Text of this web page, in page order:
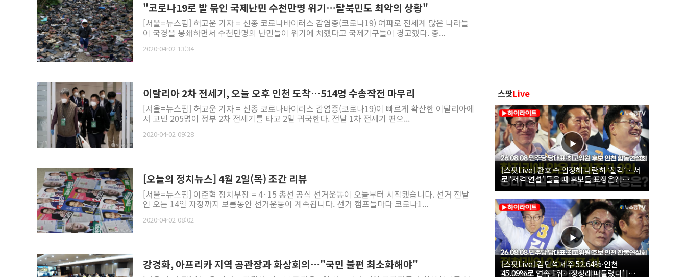
"코로나19로 발 묶인 국제난민 수천만명 위기…탈북민도 최악의 상황"
[서울=뉴스핌] 허고운 기자 = 신종 코로나바이러스 감염증(코로나19) 여파로 전세계 많은 나라들
이 국경을 봉쇄하면서 수천만명의 난민들이 위기에 처했다고 국제기구들이 경고했다. 중...
2020-04-02 13:34
이탈리아 2차 전세기, 오늘 오후 인천 도착…514명 수송작전 마무리
[서울=뉴스핌] 허고운 기자 = 신종 코로나바이러스 감염증(코로나19)이 빠르게 확산한 이탈리아에
서 교민 205명이 정부 2차 전세기를 타고 2일 귀국한다. 전날 1차 전세기 편으...
2020-04-02 09:28
[오늘의 정치뉴스] 4월 2일(목) 조간 리뷰
[서울=뉴스핌] 이준혁 정치부장 = 4·15 총선 공식 선거운동이 오늘부터 시작됐습니다. 선거 전날
인 오는 14일 자정까지 보름동안 선거운동이 계속됩니다. 선거 캠프들마다 코로나1...
2020-04-02 08:02
강경화, 아프리카 지역 공관장과 화상회의…"국민 불편 최소화해야"
스팟Live
[스팟Live] 환호 속 입장해 나란히 ‘찰칵’…서
로 ‘저격 연설’ 들을 때 후보들 표정은? |
26.08.08 더불어민주당 당대표·최고위원 후
보 인천 합동연설회
[스팟Live] 김민석 제주 52.64%·인천
45.09%로 연속 1위…정청래 따돌렸다’ |